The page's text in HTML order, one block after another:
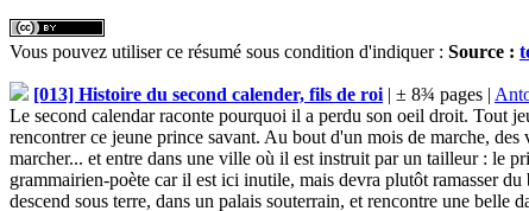
Vous pouvez utiliser ce résumé sous condition d'indiquer : Source :
[013] Histoire du second calender, fils de roi | ± 8¾ pages |
Le second calendar raconte pourquoi il a perdu son oeil droit. Tout
rencontrer ce jeune prince savant. Au bout d'un mois de marche,
marcher... et entre dans une ville où il est instruit par un tailleur : le
grammairien-poète car il est ici inutile, mais devra plutôt ramasser
descend sous terre, dans un palais souterrain, et rencontre une